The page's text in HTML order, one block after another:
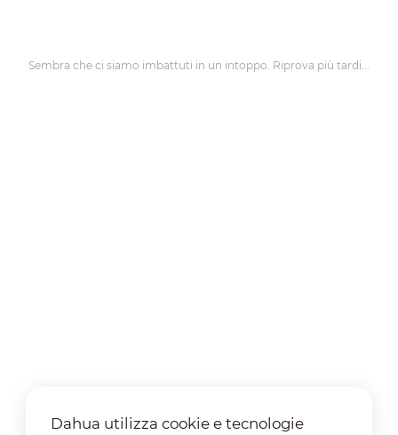
Sembra che ci siamo imbattuti in un intoppo. Riprova più tardi...
Dahua utilizza cookie e tecnologie